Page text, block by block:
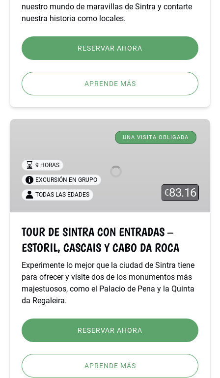
nuestro mundo de maravillas de Sintra y contarte
nuestra historia como locales.
RESERVAR AHORA
APRENDE MÁS
TOUR
CON
ENTRADAS
ESTORIL,
CABO
ROCA
UNA VISITA OBLIGADA
€83.16
9 HORAS
EXCURSIÓN EN GRUPO
TODAS LAS EDADES
TOUR DE SINTRA CON ENTRADAS –
ESTORIL, CASCAIS Y CABO DA ROCA
Experimente lo mejor que la ciudad de Sintra tiene
para ofrecer y visite dos de los monumentos más
majestuosos, como el Palacio de Pena y la Quinta
da Regaleira.
RESERVAR AHORA
APRENDE MÁS